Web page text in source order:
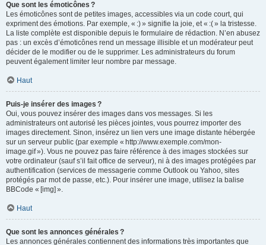
Que sont les émoticônes ?
Les émoticônes sont de petites images, accessibles via un code court, qui
expriment des émotions. Par exemple, « :) » signifie la joie, et « :( » la tristesse.
La liste complète est disponible depuis le formulaire de rédaction. N’en abusez
pas : un excès d’émoticônes rend un message illisible et un modérateur peut
décider de le modifier ou de le supprimer. Les administrateurs du forum
peuvent également limiter leur nombre par message.
Haut
Puis-je insérer des images ?
Oui, vous pouvez insérer des images dans vos messages. Si les
administrateurs ont autorisé les pièces jointes, vous pourrez importer des
images directement. Sinon, insérez un lien vers une image distante hébergée
sur un serveur public (par exemple « http://www.exemple.com/mon-
image.gif »). Vous ne pouvez pas faire référence à des images stockées sur
votre ordinateur (sauf s’il fait office de serveur), ni à des images protégées par
authentification (services de messagerie comme Outlook ou Yahoo, sites
protégés par mot de passe, etc.). Pour insérer une image, utilisez la balise
BBCode « [img] ».
Haut
Que sont les annonces générales ?
Les annonces générales contiennent des informations très importantes que